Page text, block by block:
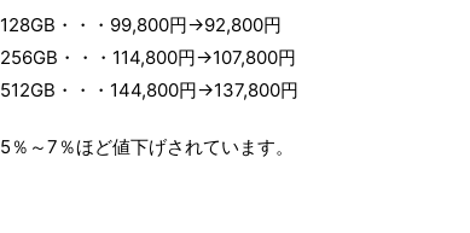
128GB・・・99,800円→92,800円
256GB・・・114,800円→107,800円
512GB・・・144,800円→137,800円
5％～7％ほど値下げされています。